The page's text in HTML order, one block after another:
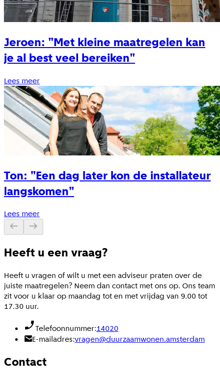
Jeroen: "Met kleine maatregelen kan
je al best veel bereiken"
Lees meer
Ton: "Een dag later kon de installateur
langskomen"
Lees meer
Heeft u een vraag?
Heeft u vragen of wilt u met een adviseur praten over de
juiste maatregelen? Neem dan contact met ons op. Ons team
zit voor u klaar op maandag tot en met vrijdag van 9.00 tot
17.30 uur.
Telefoonnummer:14020
E-mailadres:vragen@duurzaamwonen.amsterdam
Contact